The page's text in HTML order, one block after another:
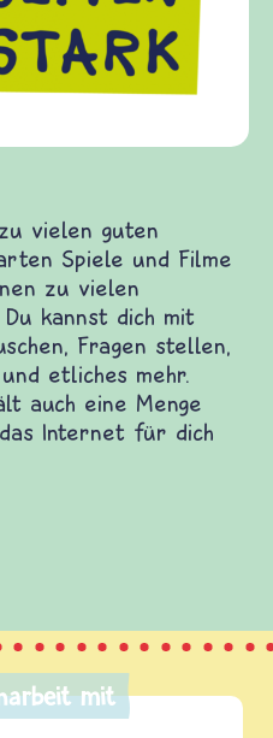
guten
Spiele und Filme auf
verschiedenen
anderen Kindern
selbst etwas
seitenstark.de selbst
Wissen über das
und
mit